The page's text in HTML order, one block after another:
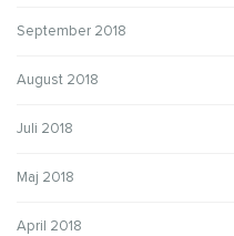
September 2018
August 2018
Juli 2018
Maj 2018
April 2018